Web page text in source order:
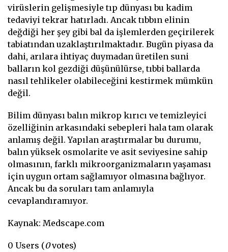
virüslerin gelişmesiyle tıp dünyası bu kadim
tedaviyi tekrar hatırladı. Ancak tıbbın elinin
değdiği her şey gibi bal da işlemlerden geçirilerek
tabiatından uzaklaştırılmaktadır. Bugün piyasa da
dahi, arılara ihtiyaç duymadan üretilen suni
balların kol gezdiği düşünülürse, tıbbi ballarda
nasıl tehlikeler olabileceğini kestirmek mümkün
değil.
Bilim dünyası balın mikrop kırıcı ve temizleyici
özelliğinin arkasındaki sebepleri hala tam olarak
anlamış değil. Yapılan araştırmalar bu durumu,
balın yüksek osmolarite ve asit seviyesine sahip
olmasının, farklı mikroorganizmaların yaşaması
için uygun ortam sağlamıyor olmasına bağlıyor.
Ancak bu da soruları tam anlamıyla
cevaplandıramıyor.
Kaynak: Medscape.com
0 Users (0votes)